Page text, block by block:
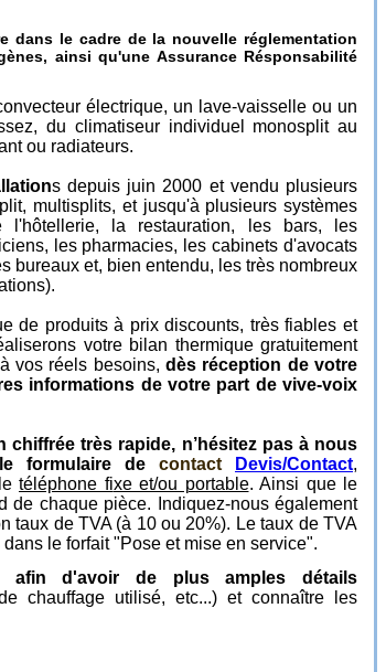
dans le cadre de la nouvelle réglementation
ainsi qu'une Assurance Résponsabilité
électrique, un lave-vaisselle ou un
du climatiseur individuel monosplit au
ou radiateurs.
s depuis juin 2000 et vendu plusieurs
multisplits, et jusqu'à plusieurs systèmes
la restauration, les bars, les
les pharmacies, les cabinets d'avocats
bureaux et, bien entendu, les très nombreux
de produits à prix discounts, très fiables et
votre bilan thermique gratuitement
vos réels besoins, dès réception de votre
informations de votre part de vive-voix
très rapide, n’hésitez pas à nous
formulaire decontact Devis/Contact,
téléphone fixe et/ou portable. Ainsi que le
de chaque pièce. Indiquez-nous également
taux de TVA (à 10 ou 20%). Le taux de TVA
le forfait "Pose et mise en service".
d'avoir de plus amples détails
chauffage utilisé, etc...) et connaître les